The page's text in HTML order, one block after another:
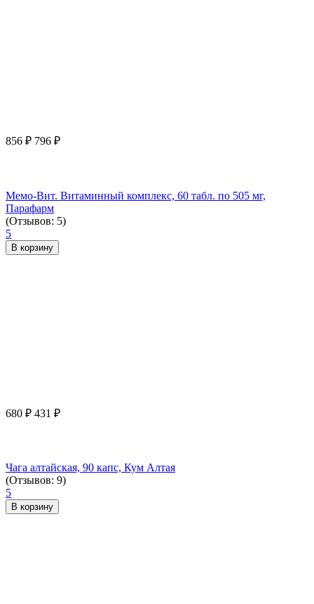
856 ₽ 796 ₽
Мемо-Вит. Витаминный комплекс, 60 табл. по 505 мг,
Парафарм
(Отзывов: 5)
5
В корзину
680 ₽ 431 ₽
Чага алтайская, 90 капс, Кум Алтая
(Отзывов: 9)
5
В корзину